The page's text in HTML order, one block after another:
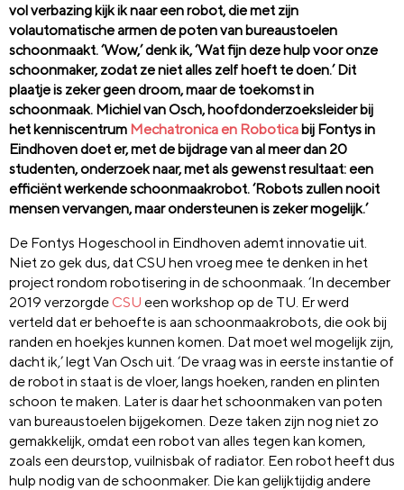
vol verbazing kijk ik naar een robot, die met zijn
volautomatische armen de poten van bureaustoelen
schoonmaakt. ‘Wow,’ denk ik, ‘Wat fijn deze hulp voor onze
schoonmaker, zodat ze niet alles zelf hoeft te doen.’ Dit
plaatje is zeker geen droom, maar de toekomst in
schoonmaak. Michiel van Osch, hoofdonderzoeksleider bij
het kenniscentrum Mechatronica en Roboticabij Fontys in
Eindhoven doet er, met de bijdrage van al meer dan 20
studenten, onderzoek naar, met als gewenst resultaat: een
efficiënt werkende schoonmaakrobot. ‘Robots zullen nooit
mensen vervangen, maar ondersteunen is zeker mogelijk.’
De Fontys Hogeschool in Eindhoven ademt innovatie uit.
Niet zo gek dus, dat CSU hen vroeg mee te denken in het
project rondom robotisering in de schoonmaak. ‘In december
2019 verzorgde CSU een workshop op de TU. Er werd
verteld dat er behoefte is aan schoonmaakrobots, die ook bij
randen en hoekjes kunnen komen. Dat moet wel mogelijk zijn,
dacht ik,’ legt Van Osch uit. ‘De vraag was in eerste instantie of
de robot in staat is de vloer, langs hoeken, randen en plinten
schoon te maken. Later is daar het schoonmaken van poten
van bureaustoelen bijgekomen. Deze taken zijn nog niet zo
gemakkelijk, omdat een robot van alles tegen kan komen,
zoals een deurstop, vuilnisbak of radiator. Een robot heeft dus
hulp nodig van de schoonmaker. Die kan gelijktijdig andere